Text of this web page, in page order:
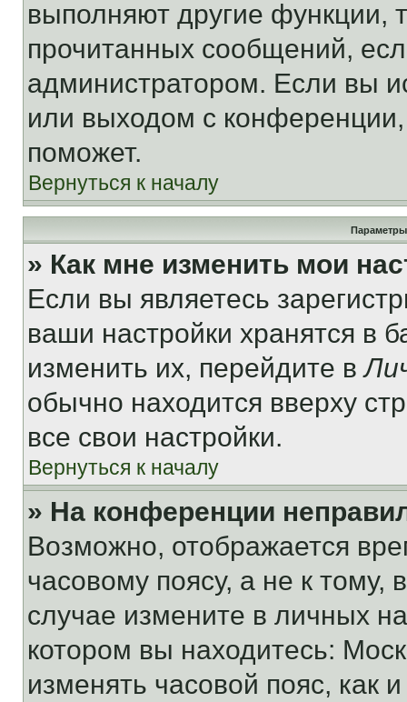
выполняют другие функции,
прочитанных сообщений,
администратором. Если вы
или выходом с
поможет.
Вернуться к началу
Параметры
» Как мне изменить мои
Если вы являетесь
ваши настройки хранятся в
изменить их, перейдите в
обычно находится вверху
все свои настройки.
Вернуться к началу
» На конференции
Возможно, отображается
часовому поясу, а не к тому,
случае измените в личных
котором вы находитесь:
изменять часовой пояс, как